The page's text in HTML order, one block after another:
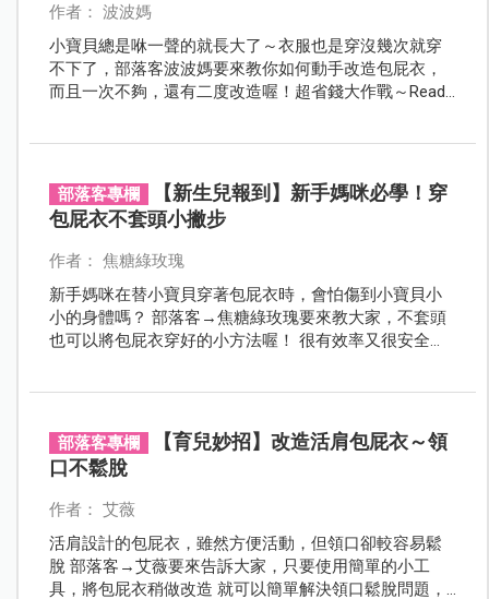
作者： 波波媽
小寶貝總是咻一聲的就長大了～衣服也是穿沒幾次就穿
不下了，部落客波波媽要來教你如何動手改造包屁衣，
而且一次不夠，還有二度改造喔！超省錢大作戰～Ready
部落客專欄
【新生兒報到】新手媽咪必學！穿
包屁衣不套頭小撇步
作者： 焦糖綠玫瑰
新手媽咪在替小寶貝穿著包屁衣時，會怕傷到小寶貝小
小的身體嗎？ 部落客→焦糖綠玫瑰要來教大家，不套頭
也可以將包屁衣穿好的小方法喔！ 很有效率又很安全
部落客專欄
【育兒妙招】改造活肩包屁衣～領
口不鬆脫
作者： 艾薇
活肩設計的包屁衣，雖然方便活動，但領口卻較容易鬆
脫 部落客→艾薇要來告訴大家，只要使用簡單的小工
具，將包屁衣稍做改造 就可以簡單解決領口鬆脫問題，